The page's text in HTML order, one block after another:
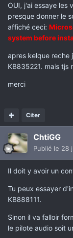
OUI, j'ai essaye les
presque donner le
affiché ceci:
system before
apres kelque reche
KB835221. mais tjs
merci
Citer
ChtiGG
Publié le 28
Il doit y avoir un
Tu peux essayer
KB888111.
Sinon il va falloir
le pilote audio soit